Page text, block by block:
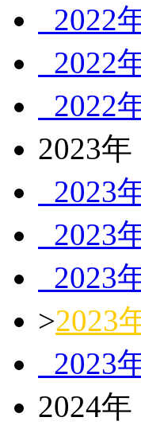
2022
2022
2022
2023年
2023
2023
2023
>2023
2023
2024年